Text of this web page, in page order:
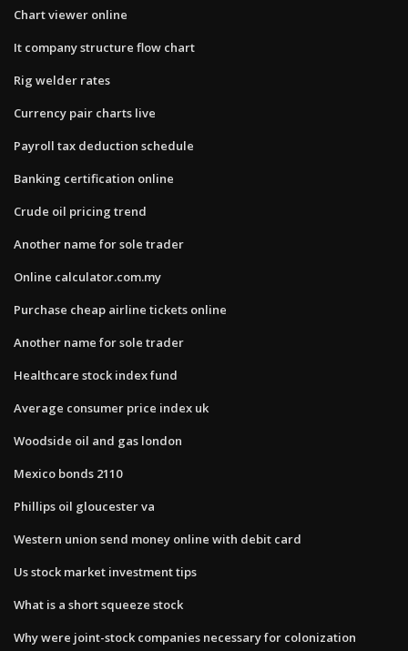
Chart viewer online
It company structure flow chart
Rig welder rates
Currency pair charts live
Payroll tax deduction schedule
Banking certification online
Crude oil pricing trend
Another name for sole trader
Online calculator.com.my
Purchase cheap airline tickets online
Another name for sole trader
Healthcare stock index fund
Average consumer price index uk
Woodside oil and gas london
Mexico bonds 2110
Phillips oil gloucester va
Western union send money online with debit card
Us stock market investment tips
What is a short squeeze stock
Why were joint-stock companies necessary for colonization